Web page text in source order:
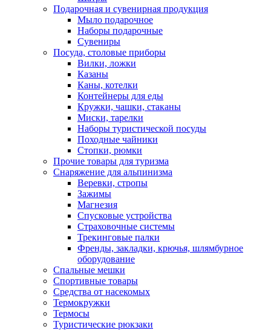
Подарочная и сувенирная продукция
Мыло подарочное
Наборы подарочные
Сувениры
Посуда, столовые приборы
Вилки, ложки
Казаны
Каны, котелки
Контейнеры для еды
Кружки, чашки, стаканы
Миски, тарелки
Наборы туристической посуды
Походные чайники
Стопки, рюмки
Прочие товары для туризма
Снаряжение для альпинизма
Веревки, стропы
Зажимы
Магнезия
Спусковые устройства
Страховочные системы
Трекинговые палки
Френды, закладки, крючья, шлямбурное
оборудование
Спальные мешки
Спортивные товары
Средства от насекомых
Термокружки
Термосы
Туристические рюкзаки